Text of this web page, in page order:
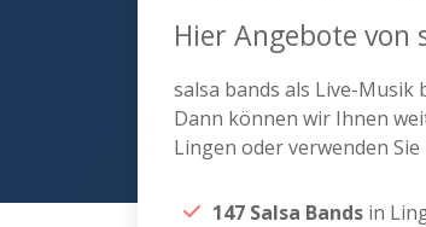
Hier Angebote von
salsa bands als Live-
Dann können wir Ihnen
Lingen oder verwenden
147 Salsa Bands in